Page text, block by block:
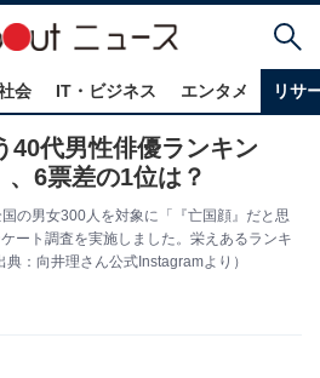
会 IT・ビジネス エンタメ リサ
40代男性俳優ランキン
6票差の1位は？
の男女300人を対象に「『亡国顔』だと思
ート調査を実施しました。栄えあるランキ
：向井理さん公式Instagramより）